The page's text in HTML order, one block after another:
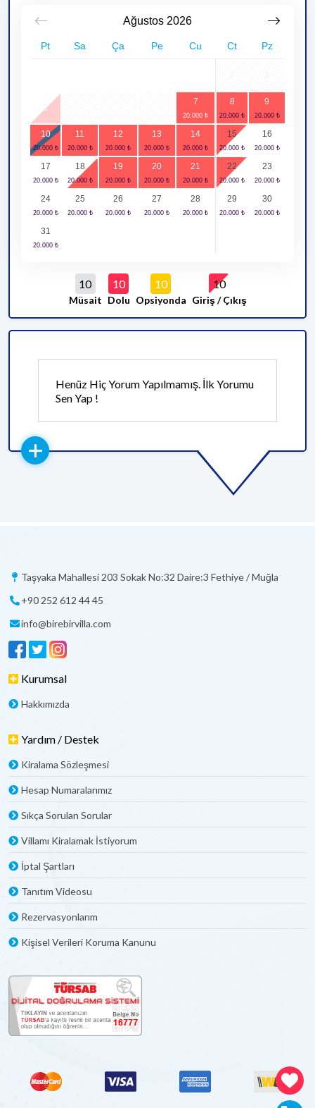
Ağustos 2026
Pt Sa Ça Pe Cu Ct Pz
3
7 8 9
10 11 12 13 14 15 16
17 18 19 20 21 22 23
24 25 26 27 28 29 30
31
10
Müsait
10
Dolu
10
Opsiyonda
10
Giriş / Çıkış
Henüz Hiç Yorum Yapılmamış. İlk Yorumu
Sen Yap !
Taşyaka Mahallesi 203 Sokak No:32 Daire:3 Fethiye / Muğla
+90 252 612 44 45
info@birebirvilla.com
Kurumsal
Hakkımızda
Yardım / Destek
Kiralama Sözleşmesi
Hesap Numaralarımız
Sıkça Sorulan Sorular
Villamı Kiralamak İstiyorum
İptal Şartları
Tanıtım Videosu
Rezervasyonlarım
Kişisel Verileri Koruma Kanunu